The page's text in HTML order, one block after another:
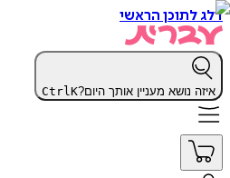
דלג לתוכן הראשי
איזה נושא מעניין אותך היום? CtrlK